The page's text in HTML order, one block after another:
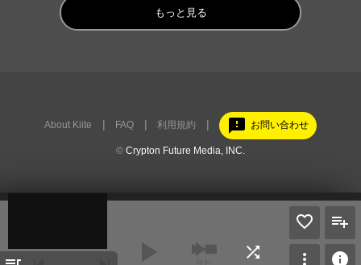
もっと見る
About Kiite FAQ 利用規約 feedback お問い合わせ
© Crypton Future Media, INC.
play_arrow サビ
shuffle more_vert info